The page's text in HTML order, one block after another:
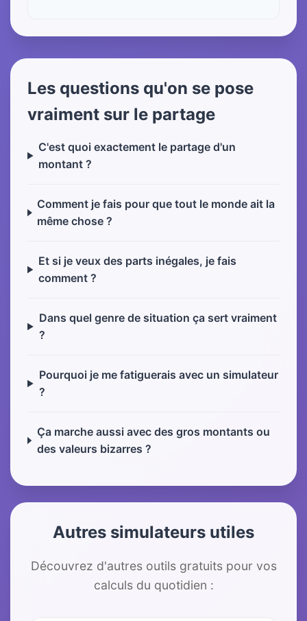
Les questions qu'on se pose
vraiment sur le partage
C'est quoi exactement le partage d'un
montant ?
Comment je fais pour que tout le monde ait la
même chose ?
Et si je veux des parts inégales, je fais
comment ?
Dans quel genre de situation ça sert vraiment
?
Pourquoi je me fatiguerais avec un simulateur
?
Ça marche aussi avec des gros montants ou
des valeurs bizarres ?
Autres simulateurs utiles
Découvrez d'autres outils gratuits pour vos
calculs du quotidien :